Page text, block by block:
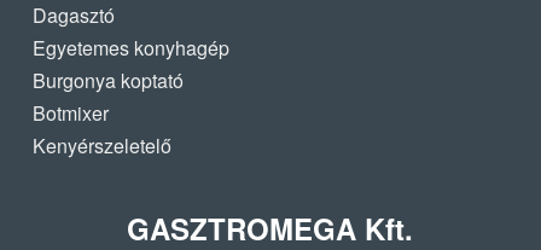
Dagasztó
Egyetemes konyhagép
Burgonya koptató
Botmixer
Kenyérszeletelő
GASZTROMEGA Kft.